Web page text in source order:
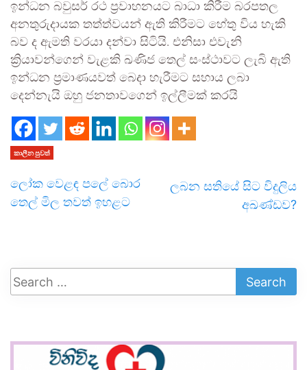
ඉන්ධන බවුසර් රථ ප්‍රවාහනයට බාධා කිරීම බරපතල
අනතුරුදායක තත්ත්වයන් ඇති කිරීමට හේතු විය හැකි
බව ද ඇමති වරයා දන්වා සිටියි. එනිසා එවැනි
ක්‍රියාවන්ගෙන් වැළකි ඛණිජ තෙල් සංස්ථාවට ලැබි ඇති
ඉන්ධන ප්‍රමාණයවත් බෙදා හැරීමට සහාය ලබා
දෙන්නැයි ඔහු ජනතාවගෙන් ඉල්ලීමක් කරයි
කාලීන පුවත්
ලෝක වෙළඳ පලේ බොර
තෙල් මිල තවත් ඉහළට
ලබන සතියේ සිට විදුලිය
අඛණ්ඩව?